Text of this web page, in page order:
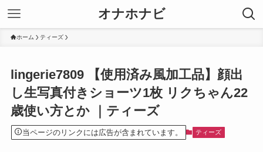
オナホナビ
ホーム ティーズ
lingerie7809 【使用済み風加工品】顔出
し生写真付きショーツ1枚 リクちゃん22
歳使い方とか ｜ティーズ
当ページのリンクには広告が含まれています。 ティーズ